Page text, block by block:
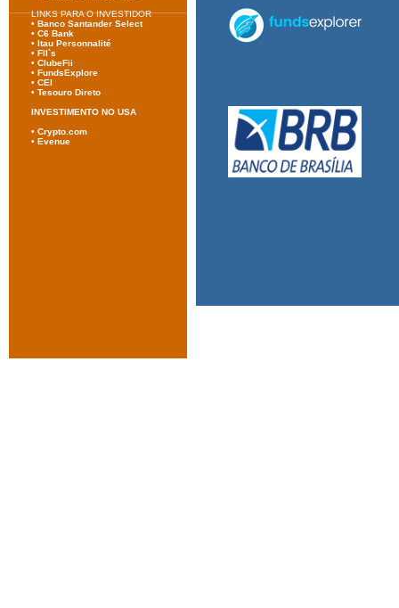
LINKS PARA O INVESTIDOR
• Banco Santander Select
• C6 Bank
• Itau Personnalité
• FII`s
• ClubeFii
• FundsExplore
• CEI
• Tesouro Direto
INVESTIMENTO NO USA
• Crypto.com
• Evenue